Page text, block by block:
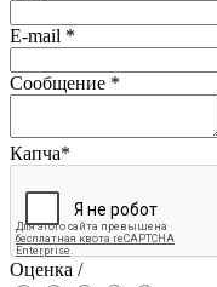
E-mail *
Сообщение *
Капча*
Оценка /